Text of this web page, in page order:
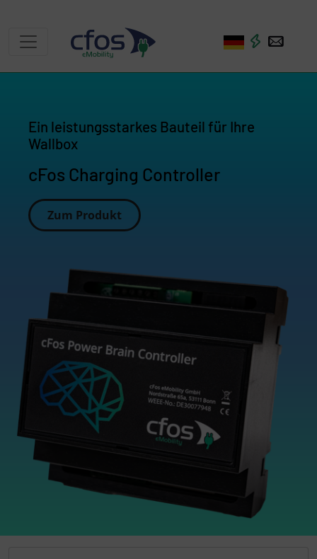
Ein leistungsstarkes Bauteil für Ihre
Wallbox
cFos Charging Controller
Zum Produkt